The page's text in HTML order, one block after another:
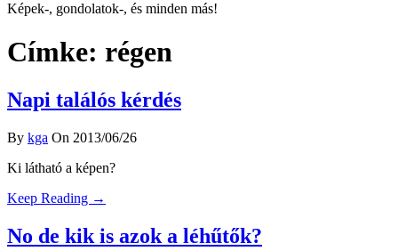
Képek-, gondolatok-, és minden más!
Címke: régen
Napi találós kérdés
By kga On 2013/06/26
Ki látható a képen?
Keep Reading →
No de kik is azok a léhűtők?